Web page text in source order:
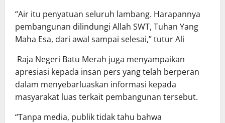
“Air itu penyatuan seluruh lambang. Harapannya
pembangunan dilindungi Allah SWT, Tuhan Yang
Maha Esa, dari awal sampai selesai,” tutur Ali
Raja Negeri Batu Merah juga menyampaikan
apresiasi kepada insan pers yang telah berperan
dalam menyebarluaskan informasi kepada
masyarakat luas terkait pembangunan tersebut.
“Tanpa media, publik tidak tahu bahwa